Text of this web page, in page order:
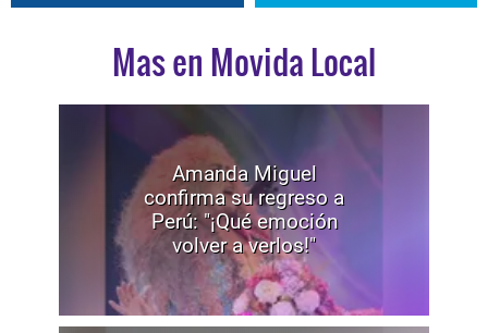
Mas en Movida Local
Amanda Miguel
confirma su regreso a
Perú: "¡Qué emoción
volver a verlos!"